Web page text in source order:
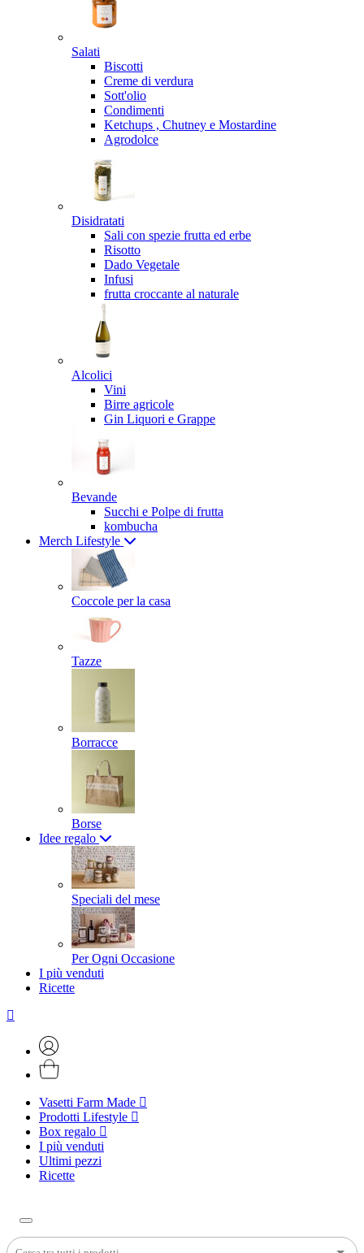
Salati
Biscotti
Creme di verdura
Sott'olio
Condimenti
Ketchups , Chutney e Mostardine
Agrodolce
Disidratati
Sali con spezie frutta ed erbe
Risotto
Dado Vegetale
Infusi
frutta croccante al naturale
Alcolici
Vini
Birre agricole
Gin Liquori e Grappe
Bevande
Succhi e Polpe di frutta
kombucha
Merch Lifestyle
Coccole per la casa
Tazze
Borracce
Borse
Idee regalo
Speciali del mese
Per Ogni Occasione
I più venduti
Ricette
Vasetti Farm Made
Prodotti Lifestyle
Box regalo
I più venduti
Ultimi pezzi
Ricette